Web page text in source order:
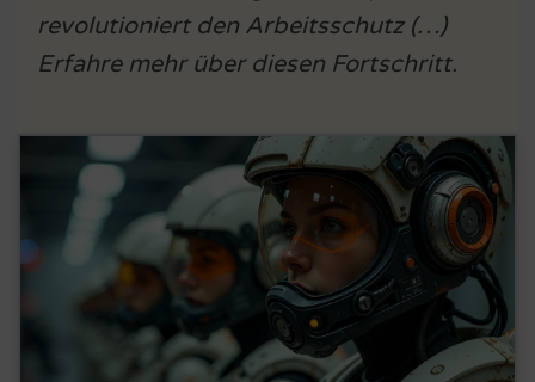
revolutioniert den Arbeitsschutz (…)
Erfahre mehr über diesen Fortschritt.